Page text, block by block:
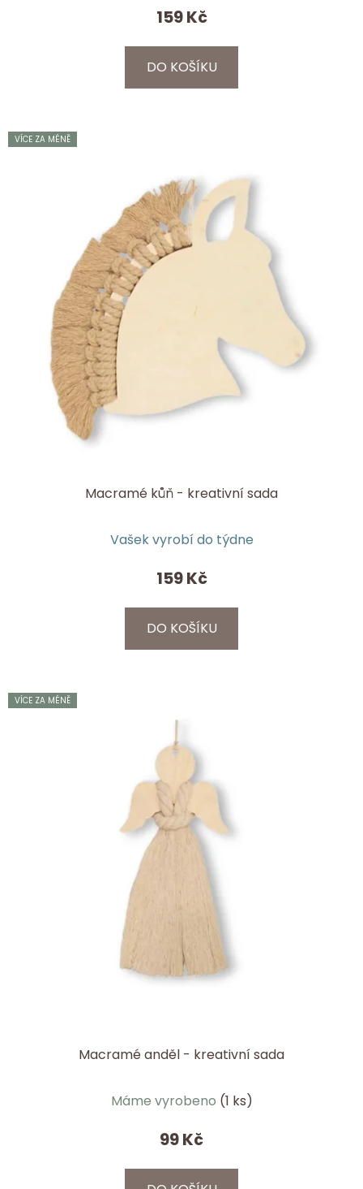
159 Kč
DO KOŠÍKU
VÍCE ZA MÉNĚ
Macramé kůň - kreativní sada
Vašek vyrobí do týdne
159 Kč
DO KOŠÍKU
VÍCE ZA MÉNĚ
Macramé anděl - kreativní sada
hodnocení
produktu
5,0
Máme vyrobeno (1 ks)
99 Kč